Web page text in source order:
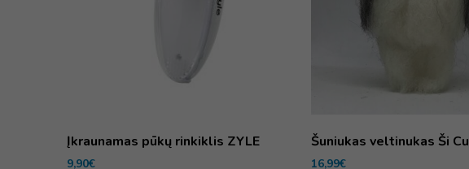
Įkraunamas pūkų rinkiklis ZYLE
9,90€
Šuniukas veltinukas Ši Cu
16,99€